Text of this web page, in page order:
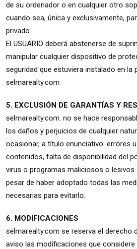
de su ordenador o en cualquier otro
cuando sea, única y exclusivamente,
privado.
El USUARIO deberá abstenerse de
manipular cualquier dispositivo de
seguridad que estuviera instalado en la
selmarealty.com
5. EXCLUSIÓN DE GARANTÍAS Y
selmarealty.com. no se hace
los daños y perjuicios de cualquier
ocasionar, a título enunciativo: errores
contenidos, falta de disponibilidad del
virus o programas maliciosos o lesivos
pesar de haber adoptado todas las
necesarias para evitarlo.
6. MODIFICACIONES
selmarealty.com se reserva el derecho
aviso las modificaciones que